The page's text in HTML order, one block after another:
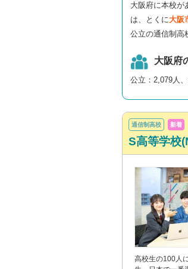
大阪府に本校が
は、とくに大阪
公立の通信制高
大阪府
公立：2,079人
通信制高校 新着
S高等学校
高校生の100人